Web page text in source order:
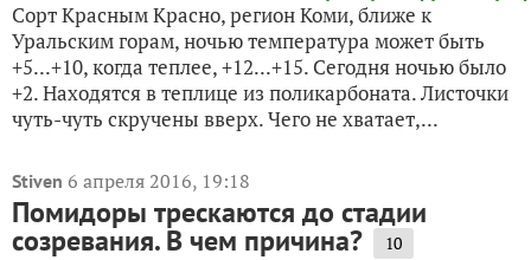
Сорт Красным Красно, регион Коми, ближе к
Уральским горам, ночью температура может быть
+5...+10, когда теплее, +12...+15. Сегодня ночью было
+2. Находятся в теплице из поликарбоната. Листочки
чуть-чуть скручены вверх. Чего не хватает,...
Stiven 6 апреля 2016, 19:18
Помидоры трескаются до стадии
созревания. В чем причина? 10